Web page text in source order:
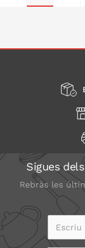
Sigues
Rebràs les